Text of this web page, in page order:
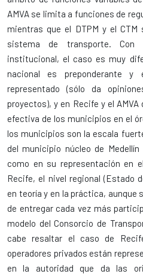
AMVA se limita a funciones de
mientras que el DTPM y el
sistema de transporte. Con
institucional, el caso es muy
nacional es preponderante
representado (sólo da
proyectos), y en Recife y el
efectiva de los municipios en el
los municipios son la escala
del municipio núcleo de
como en su representación en
Recife, el nivel regional (Estado
en teoría y en la práctica, aunque
de entregar cada vez más
modelo del Consorcio de
cabe resaltar el caso de
operadores privados están
en la autoridad que da las